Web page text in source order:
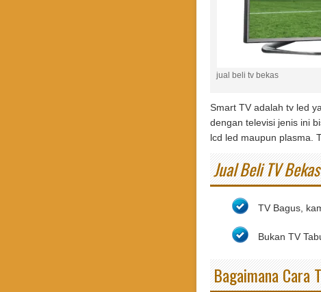
jual beli tv bekas
Smart TV adalah tv led
dengan televisi jenis ini
lcd led maupun plasma.
Jual Beli TV Bekas
TV Bagus,
Bukan TV
Bagaimana Cara